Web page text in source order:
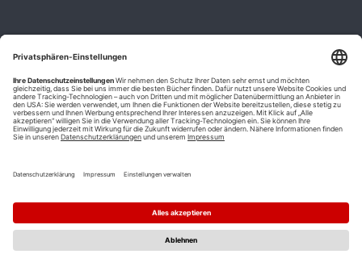
BarrierefreiheitserklärungCookie-Einstellungen
*
Die mit Sternchen (*) gekennzeichneten Links sind Affiliate-Links.
Wenn Sie auf einen solchen Link klicken und auf der Zielseite etwas
kaufen, bekommen wir vom betreffenden Anbieter oder Online-Shop
Kauf oder Preis.
Mehrwertsteuer.
Versand innerhalb Deutschlands versandkostenfrei ab 9,00 €
Bestellwert.
2
Vorbestellung ab 30 Tage vor Erscheinungstermin möglich.